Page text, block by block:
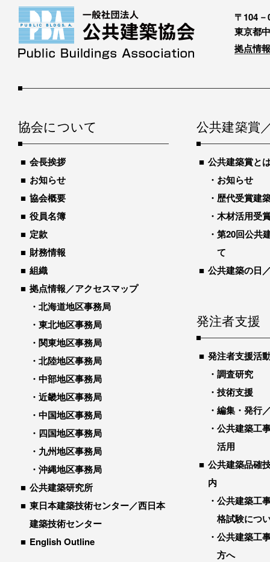
〒104－
東京都
拠点情
協会について
会長挨拶
お知らせ
協会概要
役員名簿
定款
財務情報
組織
拠点情報／アクセスマップ
北海道地区事務局
東北地区事務局
関東地区事務局
北陸地区事務局
中部地区事務局
近畿地区事務局
中国地区事務局
四国地区事務局
九州地区事務局
沖縄地区事務局
公共建築研究所
東日本建築技術センター／西日本
建築技術センター
English Outline
公共建築賞
公共建築賞と
お知らせ
歴代受賞建
木材活用受
第20回公共
て
公共建築の日
発注者支援
発注者支援活
調査研究
技術支援
編集・発行
公共建築工
活用
公共建築品確
内
公共建築工
格試験につ
公共建築工
方へ